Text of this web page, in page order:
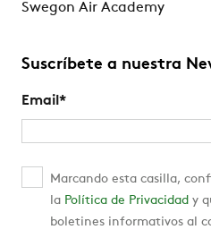
Swegon Air Academy
Suscríbete a nuestra
Email*
Marcando esta casilla,
la Política de Privacidad y
boletines informativos al